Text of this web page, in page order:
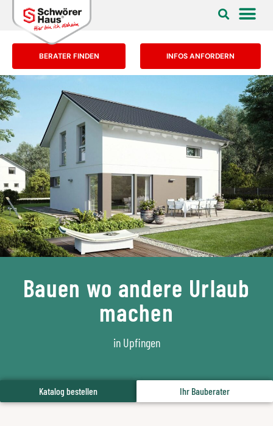
BERATER FINDEN INFOS ANFORDERN
Bauen wo andere Urlaub
machen
in Upfingen
Katalog bestellen Ihr Bauberater